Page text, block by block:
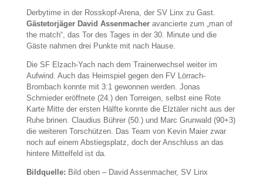
Derbytime in der Rosskopf-Arena, der SV Linx zu Gast.
Gästetorjäger David Assenmacher avancierte zum „man of
the match“, das Tor des Tages in der 30. Minute und die
Gäste nahmen drei Punkte mit nach Hause.
Die SF Elzach-Yach nach dem Trainerwechsel weiter im
Aufwind. Auch das Heimspiel gegen den FV Lörrach-
Brombach konnte mit 3:1 gewonnen werden. Jonas
Schmieder eröffnete (24.) den Torreigen, selbst eine Rote
Karte Mitte der ersten Hälfte konnte die Elztäler nicht aus der
Ruhe brinen. Claudius Bührer (50.) und Marc Grunwald (90+3)
die weiteren Torschützen. Das Team von Kevin Maier zwar
noch auf einem Abstiegsplatz, doch der Anschluss an das
hintere Mittelfeld ist da.
Bildquelle: Bild oben – David Assenmacher, SV Linx